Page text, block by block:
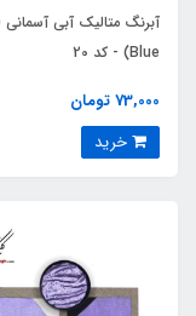
Blue) - کد 20
73,000 تومان